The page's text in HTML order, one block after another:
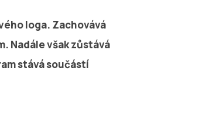
loga. Zachovává
Nadále však zůstává
stává součástí